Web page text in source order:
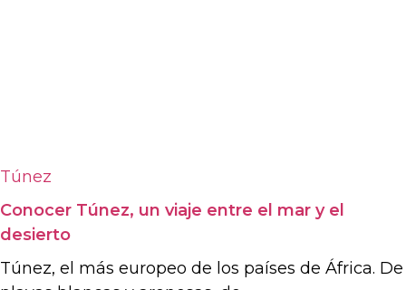
Túnez
Conocer Túnez, un viaje entre el mar y el
desierto
Túnez, el más europeo de los países de África. De